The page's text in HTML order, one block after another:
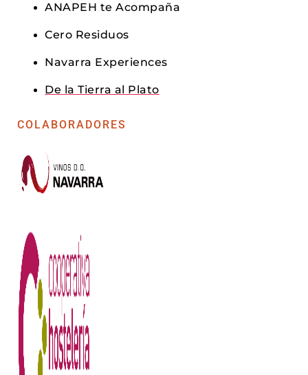
ANAPEH te Acompaña
Cero Residuos
Navarra Experiences
De la Tierra al Plato
COLABORADORES